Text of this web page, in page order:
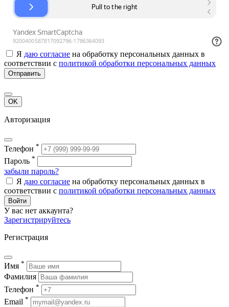
Я даю согласие на обработку персональных данных в
соответствии с политикой обработки персональных данных
Отправить
OK
Авторизация
Телефон *
Пароль *
забыли пароль?
Я даю согласие на обработку персональных данных в
соответствии с политикой обработки персональных данных
Войти
У вас нет аккаунта?
Зарегистрируйтесь
Регистрация
Имя *
Фамилия
Телефон *
Email *